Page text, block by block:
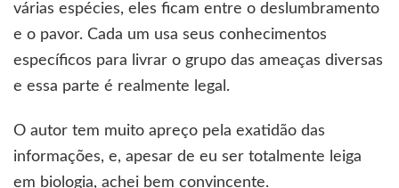
várias espécies, eles ficam entre o deslumbramento
e o pavor. Cada um usa seus conhecimentos
específicos para livrar o grupo das ameaças diversas
e essa parte é realmente legal.
O autor tem muito apreço pela exatidão das
informações, e, apesar de eu ser totalmente leiga
em biologia, achei bem convincente.